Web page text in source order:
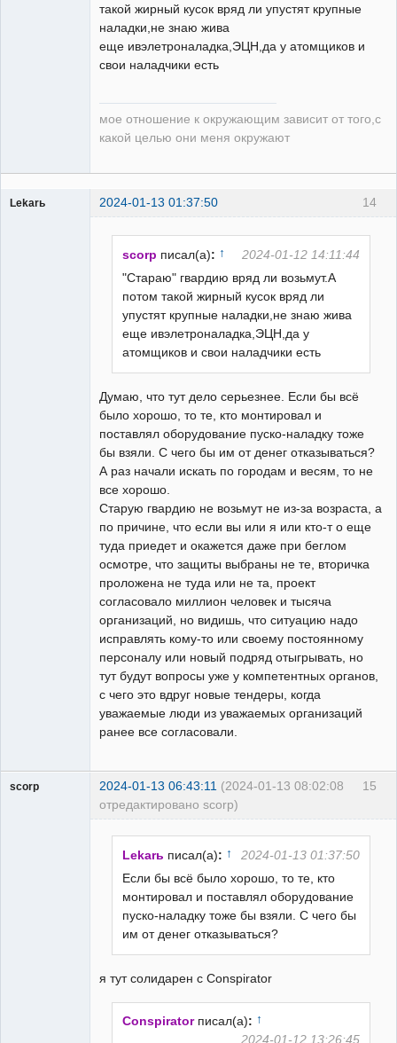
такой жирный кусок вряд ли упустят крупные
наладки,не знаю жива
еще ивэлетроналадка,ЭЦН,да у атомщиков и
свои наладчики есть
мое отношение к окружающим зависит от того,с
какой целью они меня окружают
14
Lekarь 2024-01-13 01:37:50
scorp писал(а): ↑
2024-01-12 14:11:44
"Стараю" гвардию вряд ли возьмут.А
потом такой жирный кусок вряд ли
упустят крупные наладки,не знаю жива
еще ивэлетроналадка,ЭЦН,да у
атомщиков и свои наладчики есть
Думаю, что тут дело серьезнее. Если бы всё
было хорошо, то те, кто монтировал и
поставлял оборудование пуско-наладку тоже
бы взяли. С чего бы им от денег отказываться?
А раз начали искать по городам и весям, то не
все хорошо.
Старую гвардию не возьмут не из-за возраста, а
по причине, что если вы или я или кто-т о еще
туда приедет и окажется даже при беглом
осмотре, что защиты выбраны не те, вторичка
проложена не туда или не та, проект
согласовало миллион человек и тысяча
организаций, но видишь, что ситуацию надо
исправлять кому-то или своему постоянному
персоналу или новый подряд отыгрывать, но
тут будут вопросы уже у компетентных органов,
с чего это вдруг новые тендеры, когда
уважаемые люди из уважаемых организаций
ранее все согласовали.
15
scorp 2024-01-13 06:43:11 (2024-01-13 08:02:08
отредактировано scorp)
Lekarь писал(а): ↑
2024-01-13 01:37:50
Если бы всё было хорошо, то те, кто
монтировал и поставлял оборудование
пуско-наладку тоже бы взяли. С чего бы
им от денег отказываться?
я тут солидарен с Conspirator
Conspirator писал(а): ↑
2024-01-12 13:26:45